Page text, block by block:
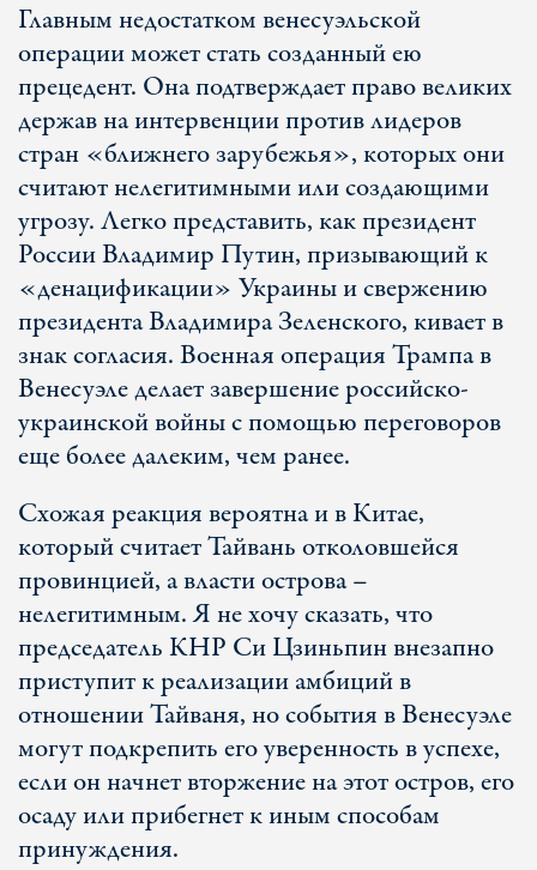
Главным недостатком венесуэльской
операции может стать созданный ею
прецедент. Она подтверждает право великих
держав на интервенции против лидеров
стран «ближнего зарубежья», которых они
считают нелегитимными или создающими
угрозу. Легко представить, как президент
России Владимир Путин, призывающий к
«денацификации» Украины и свержению
президента Владимира Зеленского, кивает в
знак согласия. Военная операция Трампа в
Венесуэле делает завершение российско-
украинской войны с помощью переговоров
еще более далеким, чем ранее.
Схожая реакция вероятна и в Китае,
который считает Тайвань отколовшейся
провинцией, а власти острова –
нелегитимным. Я не хочу сказать, что
председатель КНР Си Цзиньпин внезапно
приступит к реализации амбиций в
отношении Тайваня, но события в Венесуэле
могут подкрепить его уверенность в успехе,
если он начнет вторжение на этот остров, его
осаду или прибегнет к иным способам
принуждения.